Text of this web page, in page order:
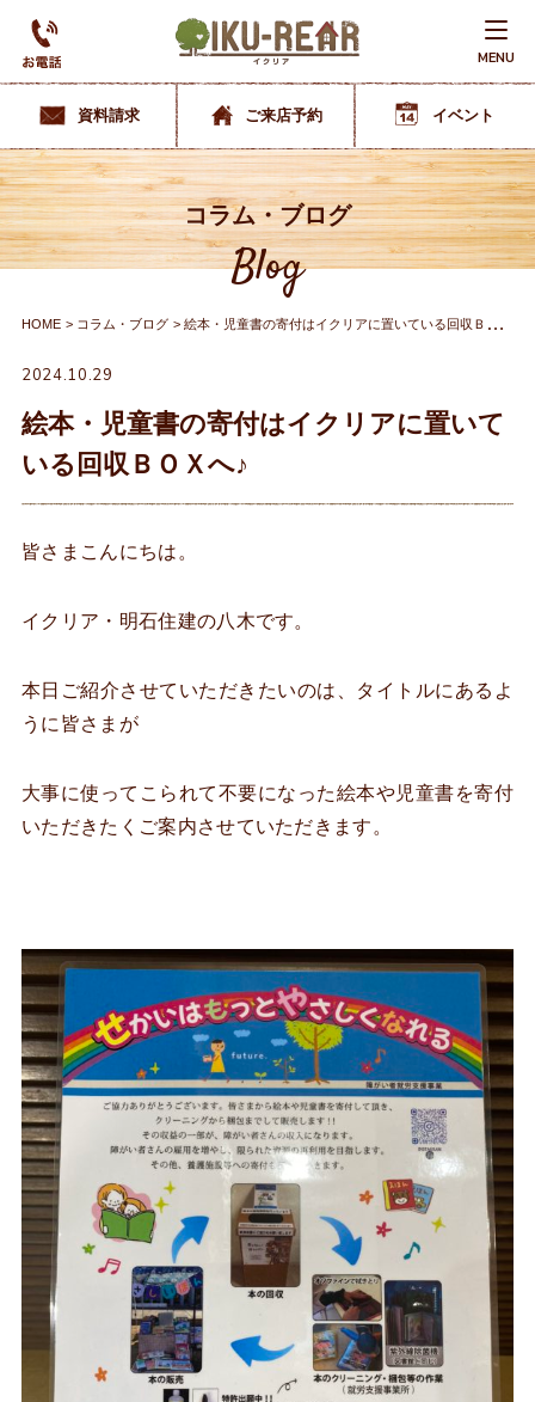
MENU
資料請求 ご来店予約 イベント
コラム・ブログ
Blog
HOME コラム・ブログ 絵本・児童書の寄付はイクリアに置いている回収ＢＯＸへ♪
2024.10.29
絵本・児童書の寄付はイクリアに置いて
いる回収ＢＯＸへ♪
皆さまこんにちは。
イクリア・明石住建の八木です。
本日ご紹介させていただきたいのは、タイトルにあるよ
うに皆さまが
大事に使ってこられて不要になった絵本や児童書を寄付
いただきたくご案内させていただきます。